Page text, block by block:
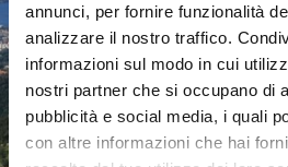
annunci, per fornire funzionalità
analizzare il nostro traffico.
informazioni sul modo in cui
nostri partner che si occupano di
pubblicità e social media, i quali
con altre informazioni che hai